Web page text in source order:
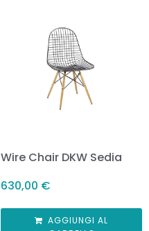
Wire Chair DKW Sedia
630,00 €
AGGIUNGI AL